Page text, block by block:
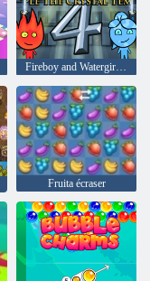
Fireboy and Watergirl 4: The Crystal Temple
Fruita écraser